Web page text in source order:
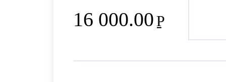
16 000.00Р